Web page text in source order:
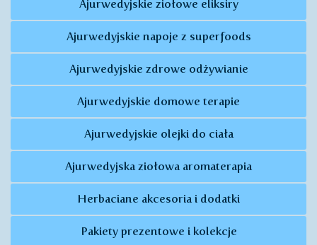
Ajurwedyjskie ziołowe eliksiry
Ajurwedyjskie napoje z superfoods
Ajurwedyjskie zdrowe odżywianie
Ajurwedyjskie domowe terapie
Ajurwedyjskie olejki do ciała
Ajurwedyjska ziołowa aromaterapia
Herbaciane akcesoria i dodatki
Pakiety prezentowe i kolekcje